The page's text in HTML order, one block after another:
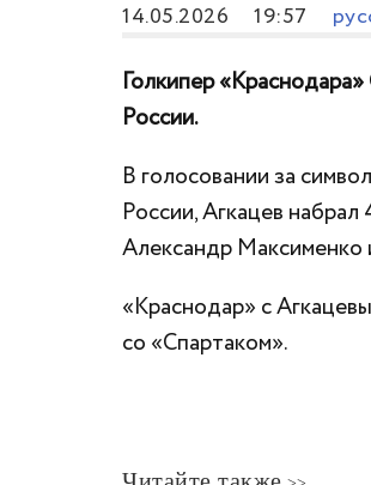
14.05.2026 19:57
Голкипер
России.
В голосовании за
России, Агкацев
Александр Максименко
«Краснодар» с
со «Спартаком».